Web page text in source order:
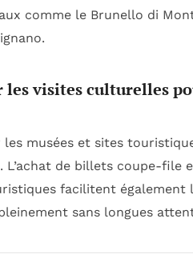
comme le Brunello di
les visites culturelles
musées et sites
L’achat de billets coupe-file
facilitent également
sans longues